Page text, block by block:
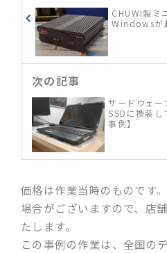
CHUWI製ミ
Windowsが
次の記事
サードウェー
SSDに換装し
事例】
価格は作業当時のものです
場合がございますので、店
たします。
この事例の作業は、全国の